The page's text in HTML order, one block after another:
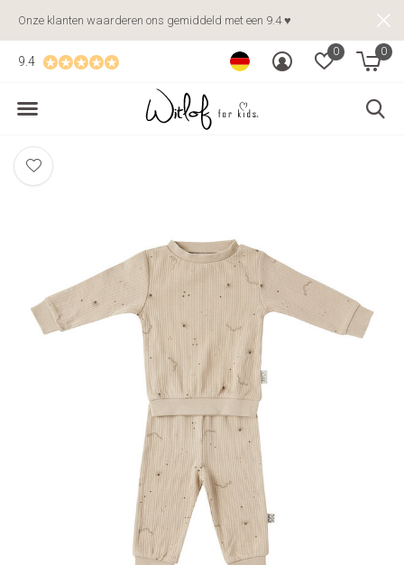
0 0
9.4
Onze klanten waarderen ons gemiddeld met een 9.4 ♥